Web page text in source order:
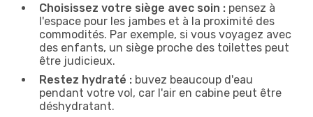
Choisissez votre siège avec soin : pensez à
l'espace pour les jambes et à la proximité des
commodités. Par exemple, si vous voyagez avec
des enfants, un siège proche des toilettes peut
être judicieux.
Restez hydraté : buvez beaucoup d'eau
pendant votre vol, car l'air en cabine peut être
déshydratant.